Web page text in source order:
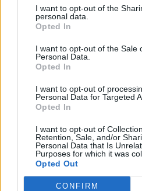
I want to opt-out of the
personal data.
Opted In
I want to opt-out of the Sale
Personal Data.
Opted In
I want to opt-out of
Personal Data for Targeted
Opted In
I want to opt-out of
Retention, Sale, and/or
Personal Data that Is
Purposes for which it was
Opted Out
CONFIRM
BookTok trends &
διαλόγων: Η viral
τους βιβλιοφάγους
26.05.26
Ένα viral post στο X άναψε
κάποιοι που «τελειώνουν»
διαβάζουν μόνο ό,τι βρίσκεται
παραλείποντας περιγραφές και